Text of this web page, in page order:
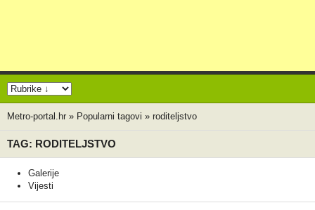
Metro-portal.hr » Popularni tagovi » roditeljstvo
TAG: RODITELJSTVO
Galerije
Vijesti